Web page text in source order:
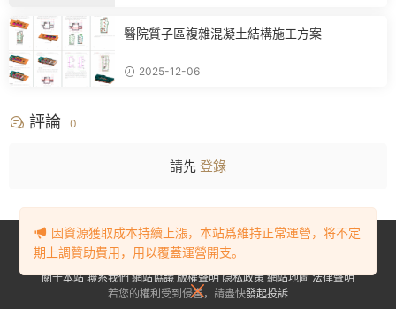
醫院質子區複雜混凝土結構施工方案
2025-12-06
評論 0
請先 登錄
Copyright © 2023-2024BIM資源網. All Rights Reserved.
2023001905号-1
關于本站 聯系我們 網站協議 版權聲明 隐私政策 網站地圖 法律聲明
若您的權利受到侵害，請盡快發起投訴
因資源獲取成本持續上漲，本站爲維持正常運營，将不定
期上調贊助費用，用以覆蓋運營開支。